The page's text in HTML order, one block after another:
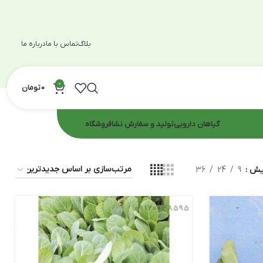
بلاگتماس با مادرباره ما
0
0تومان
گیاهان داروییتولید و سفارش نشافروشگاه
9
24
36